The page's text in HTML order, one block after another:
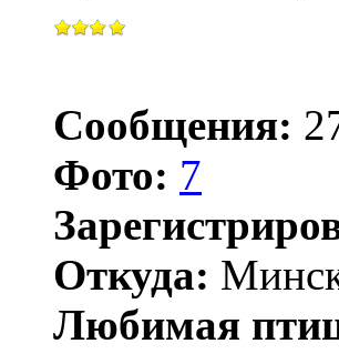
Сообщения:
Фото: 7
Откуда:
Любимая